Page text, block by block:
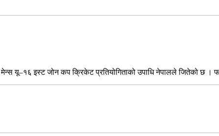
यू–१६ इस्ट जोन कप क्रिकेट प्रतियोगिताको उपाधि नेपालले जितेको छ ।